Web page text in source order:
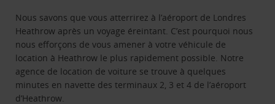
Nous savons que vous atterrirez à l’aéroport de Londres
Heathrow après un voyage éreintant. C’est pourquoi nous
nous efforçons de vous amener à votre véhicule de
location à Heathrow le plus rapidement possible. Notre
agence de location de voiture se trouve à quelques
minutes en navette des terminaux 2, 3 et 4 de l’aéroport
d’Heathrow.